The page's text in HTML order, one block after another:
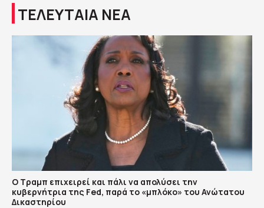
ΤΕΛΕΥΤΑΙΑ ΝΕΑ
Ο Τραμπ επιχειρεί και πάλι να απολύσει την
κυβερνήτρια της Fed, παρά το «μπλόκο» του Ανώτατου
Δικαστηρίου